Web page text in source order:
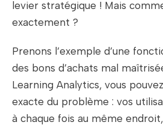
levier stratégique ! Mais
exactement ?
Prenons l’exemple d’une
des bons d’achats mal
Learning Analytics, vous
exacte du problème : vos
à chaque fois au même